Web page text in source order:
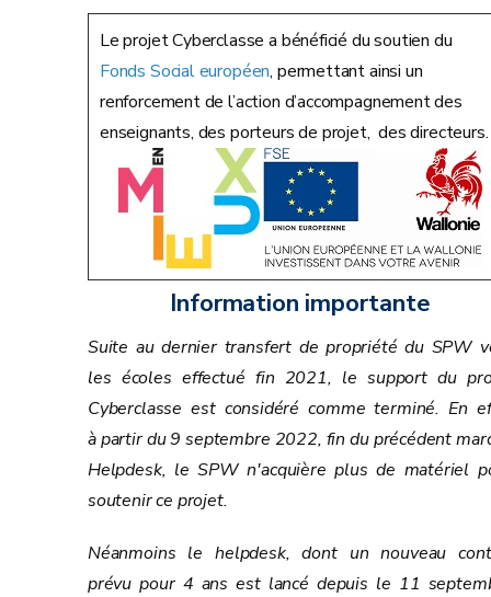
Le projet Cyberclasse a bénéficié du soutien du
Fonds Social européen, permettant ainsi un
renforcement de l’action d’accompagnement des
enseignants, des porteurs de projet, des directeurs.
Information importante
Suite au dernier transfert de propriété du SPW
les écoles effectué fin 2021, le support du
Cyberclasse est considéré comme terminé. En
à partir du 9 septembre 2022, fin du précédent
Helpdesk, le SPW n'acquière plus de matériel
soutenir ce projet.
Néanmoins le helpdesk, dont un nouveau
prévu pour 4 ans est lancé depuis le 11